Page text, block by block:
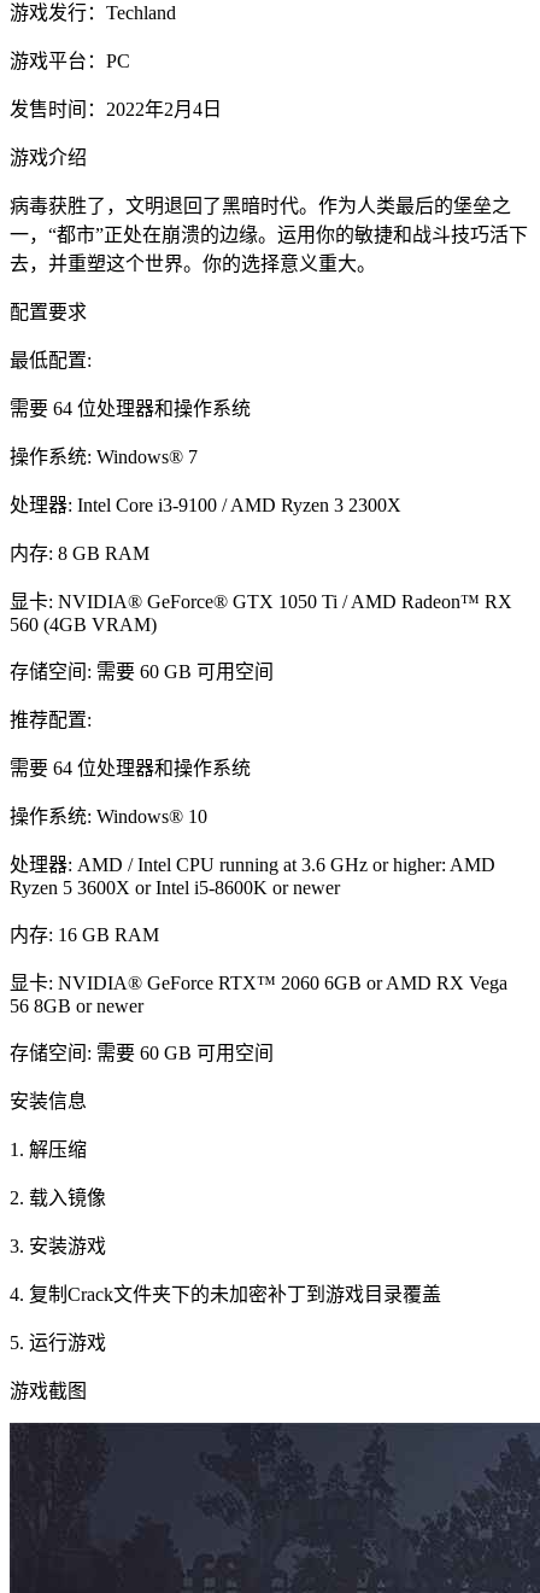
游戏发行：Techland
游戏平台：PC
发售时间：2022年2月4日
游戏介绍
病毒获胜了，文明退回了黑暗时代。作为人类最后的堡垒之
一，“都市”正处在崩溃的边缘。运用你的敏捷和战斗技巧活下
去，并重塑这个世界。你的选择意义重大。
配置要求
最低配置:
需要 64 位处理器和操作系统
操作系统: Windows® 7
处理器: Intel Core i3-9100 / AMD Ryzen 3 2300X
内存: 8 GB RAM
显卡: NVIDIA® GeForce® GTX 1050 Ti / AMD Radeon™ RX
560 (4GB VRAM)
存储空间: 需要 60 GB 可用空间
推荐配置:
需要 64 位处理器和操作系统
操作系统: Windows® 10
处理器: AMD / Intel CPU running at 3.6 GHz or higher: AMD
Ryzen 5 3600X or Intel i5-8600K or newer
内存: 16 GB RAM
显卡: NVIDIA® GeForce RTX™ 2060 6GB or AMD RX Vega
56 8GB or newer
存储空间: 需要 60 GB 可用空间
安装信息
1. 解压缩
2. 载入镜像
3. 安装游戏
4. 复制Crack文件夹下的未加密补丁到游戏目录覆盖
5. 运行游戏
游戏截图